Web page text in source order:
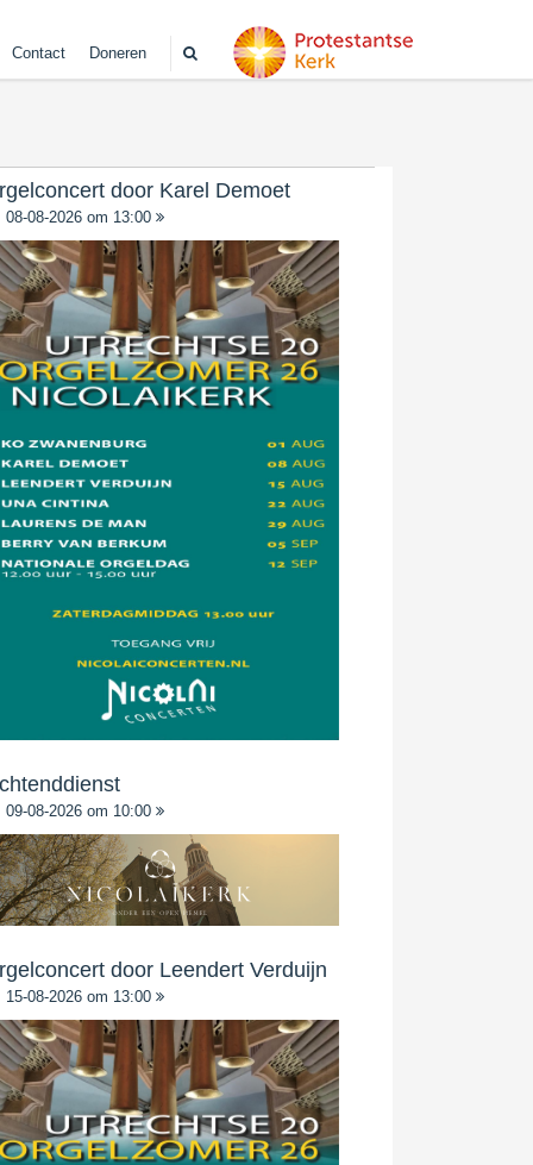
Contact Doneren
door Karel Demoet
08-08-2026 om 13:00
09-08-2026 om 10:00
door Leendert Verduijn
15-08-2026 om 13:00